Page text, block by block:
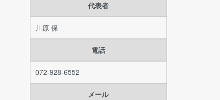
代表者
川原 保
電話
072-928-6552
メール